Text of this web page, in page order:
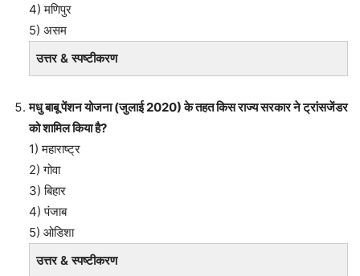
4) मणिपुर
5) असम
उत्तर & स्पष्टीकरण
मधु बाबू पेंशन योजना (जुलाई 2020) के तहत किस राज्य सरकार ने ट्रांसजेंडर
को शामिल किया है?
1) महाराष्ट्र
2) गोवा
3) बिहार
4) पंजाब
5) ओडिशा
उत्तर & स्पष्टीकरण